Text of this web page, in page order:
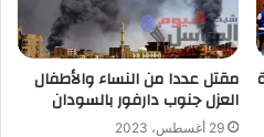
مقتل عددا من النساء والأطفال
العزل جنوب دارفور بالسودان
29 أغسطس، 2023